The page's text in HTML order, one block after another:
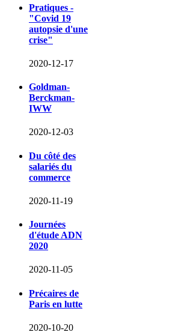
Pratiques -
"Covid 19
autopsie d'une
crise"
2020-12-17
Goldman-
Berckman-
IWW
2020-12-03
Du côté des
salariés du
commerce
2020-11-19
Journées
d'étude ADN
2020
2020-11-05
Précaires de
Paris en lutte
2020-10-20